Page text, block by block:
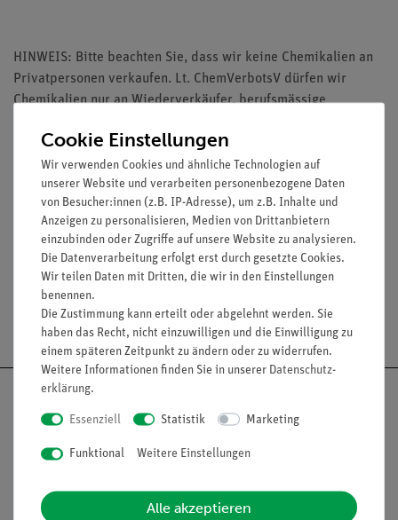
HINWEIS: Bitte beachten Sie, dass wir keine Chemikalien an
Privatpersonen verkaufen. Lt. ChemVerbotsV dürfen wir
Chemikalien nur an Wiederverkäufer, berufsmässige
Lehranstalten abgeben.
Media / Downloads
Versandkostenfrei ab 300,- €
Nach oben
Cookie Einstellungen
Wir verwenden Cookies und ähnliche Technologien auf
unserer Website und verarbeiten personenbezogene Daten
von Besucher:innen (z.B. IP-Adresse), um z.B. Inhalte und
Anzeigen zu personalisieren, Medien von Drittanbietern
einzubinden oder Zugriffe auf unsere Website zu analysieren.
Die Datenverarbeitung erfolgt erst durch gesetzte Cookies.
Wir teilen Daten mit Dritten, die wir in den Einstellungen
benennen.
Die Zustimmung kann erteilt oder abgelehnt werden. Sie
haben das Recht, nicht einzuwilligen und die Einwilligung zu
einem späteren Zeitpunkt zu ändern oder zu widerrufen.
Weitere Informationen finden Sie in unserer Daten­schutz­
erklärung.
Essenziell Statistik Marketing
Funktional Weitere Einstellungen
Alle akzeptieren